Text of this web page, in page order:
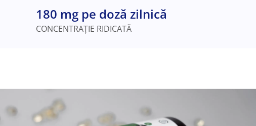
180 mg pe doză zilnică
CONCENTRAȚIE RIDICATĂ